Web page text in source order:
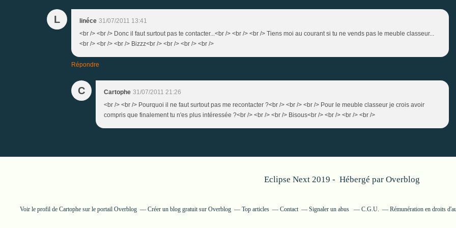
L linéce 31/07/2011 13:41
<br /> <br /> Donc il faut surtout pas te contacter...<br /> <br /> <br /> Tiens moi au courant si tu ne vends pas le meuble classeur...
<br /> <br /> <br /> Bizzz<br /> <br /> <br /> <br />
Répondre
C Cartophe 31/07/2011 21:26
<br /> <br /> Pourquoi il ne faut surtout pas me recontacter ?<br /> <br /> <br /> Pour le meuble classeur je crois avoir
compris que finalement tu n'es plus intéressée ?<br /> <br /> <br /> Bisous<br /> <br /> <br /> <br />
Eclipse Next 2019 - Hébergé par Overblog
Voir le profil de Cartophe sur le portail Overblog Créer un blog gratuit sur Overblog Top articles Contact Signaler un abus C.G.U. Rémunération en droits